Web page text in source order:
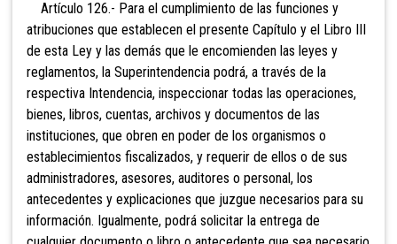
Artículo 126.- Para el cumplimiento de las funciones y
atribuciones que establecen el presente Capítulo y el Libro III
de esta Ley y las demás que le encomienden las leyes y
reglamentos, la Superintendencia podrá, a través de la
respectiva Intendencia, inspeccionar todas las operaciones,
bienes, libros, cuentas, archivos y documentos de las
instituciones, que obren en poder de los organismos o
establecimientos fiscalizados, y requerir de ellos o de sus
administradores, asesores, auditores o personal, los
antecedentes y explicaciones que juzgue necesarios para su
información. Igualmente, podrá solicitar la entrega de